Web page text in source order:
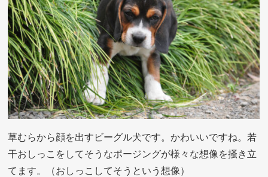
草むらから顔を出すビーグル犬です。かわいいですね。若
干おしっこをしてそうなポージングが様々な想像を掻き立
てます。（おしっこしてそうという想像）